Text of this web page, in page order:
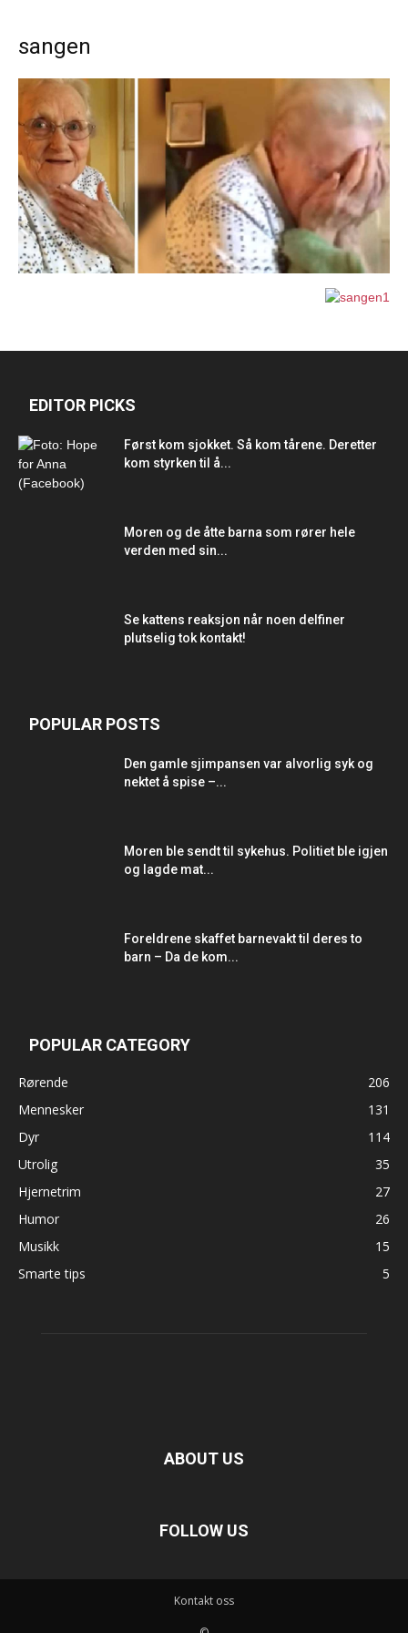
sangen
EDITOR PICKS
Først kom sjokket. Så kom tårene. Deretter
kom styrken til å...
Moren og de åtte barna som rører hele
verden med sin...
Se kattens reaksjon når noen delfiner
plutselig tok kontakt!
POPULAR POSTS
Den gamle sjimpansen var alvorlig syk og
nektet å spise –...
Moren ble sendt til sykehus. Politiet ble igjen
og lagde mat...
Foreldrene skaffet barnevakt til deres to
barn – Da de kom...
POPULAR CATEGORY
Rørende
206
Mennesker
131
Dyr
114
Utrolig
35
Hjernetrim
27
Humor
26
Musikk
15
Smarte tips
5
ABOUT US
FOLLOW US
Kontakt oss